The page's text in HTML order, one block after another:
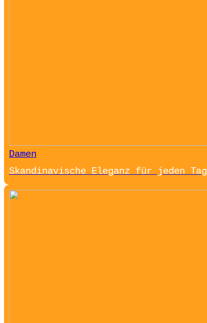
Damen
Skandinavische Eleganz für jeden Tag